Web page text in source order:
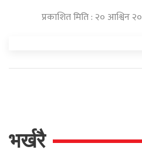
प्रकाशित मिति : २० आश्विन
भर्खरै